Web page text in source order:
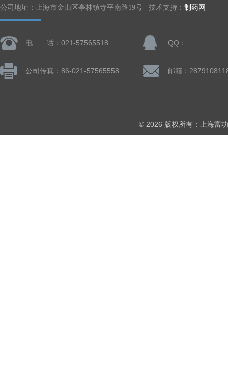
公司地址：上海市金山区亭林镇寺平南路19号 技术支持： 制药网
电 话：021-57565518 QQ：
公司传真：86-021-57565558 邮箱：
© 2026 版权所有：上海富